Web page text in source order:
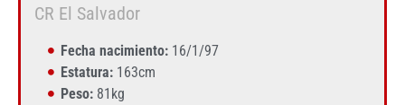
CR El Salvador
Fecha nacimiento:16/1/97
Estatura:163cm
Peso:81kg